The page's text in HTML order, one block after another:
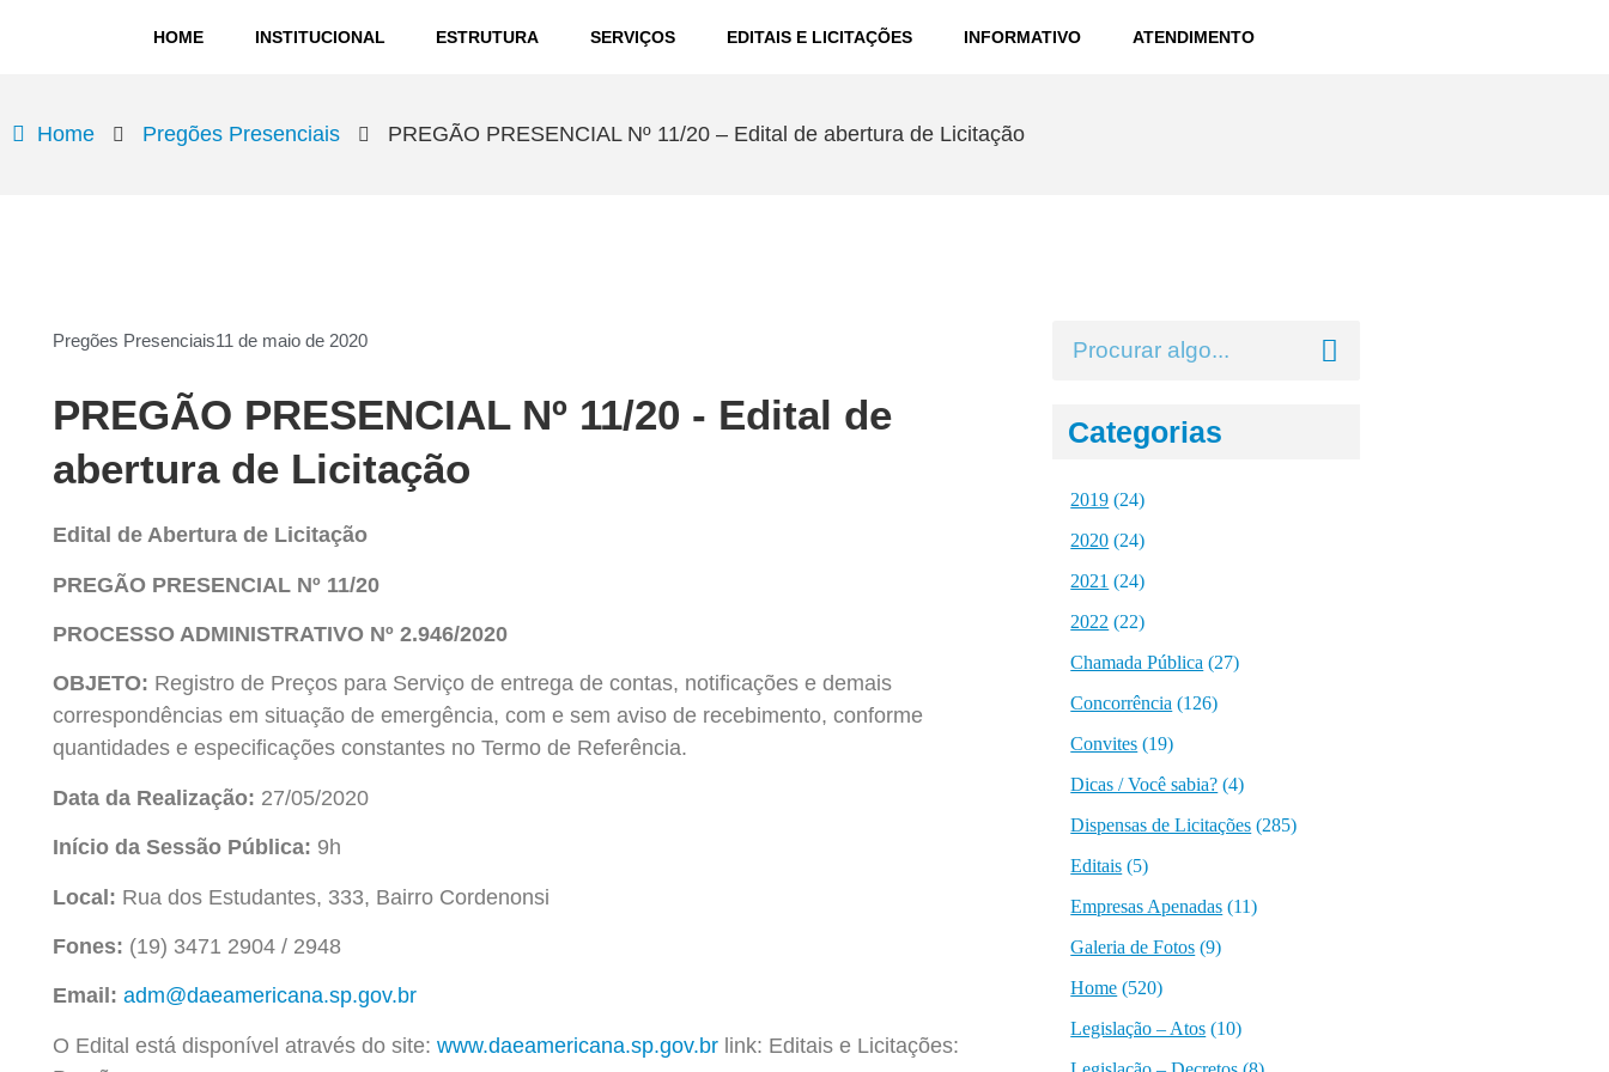
HOME INSTITUCIONAL ESTRUTURA SERVIÇOS EDITAIS E LICITAÇÕES INFORMATIVO ATENDIMENTO
Home Pregões Presenciais PREGÃO PRESENCIAL Nº 11/20 – Edital de abertura de Licitação
Pregões Presenciais11 de maio de 2020
PREGÃO PRESENCIAL Nº 11/20 - Edital de
abertura de Licitação
Edital de Abertura de Licitação
PREGÃO PRESENCIAL Nº 11/20
PROCESSO ADMINISTRATIVO Nº 2.946/2020
OBJETO: Registro de Preços para Serviço de entrega de contas, notificações e demais
correspondências em situação de emergência, com e sem aviso de recebimento, conforme
quantidades e especificações constantes no Termo de Referência.
Data da Realização: 27/05/2020
Início da Sessão Pública: 9h
Local: Rua dos Estudantes, 333, Bairro Cordenonsi
Fones: (19) 3471 2904 / 2948
Email: adm@daeamericana.sp.gov.br
O Edital está disponível através do site:www.daeamericana.sp.gov.br link: Editais e Licitações:
Categorias
2019 (24)
2020 (24)
2021 (24)
2022 (22)
Chamada Pública (27)
Concorrência (126)
Convites (19)
Dicas / Você sabia? (4)
Dispensas de Licitações (285)
Editais (5)
Empresas Apenadas (11)
Galeria de Fotos (9)
Home (520)
Legislação – Atos (10)